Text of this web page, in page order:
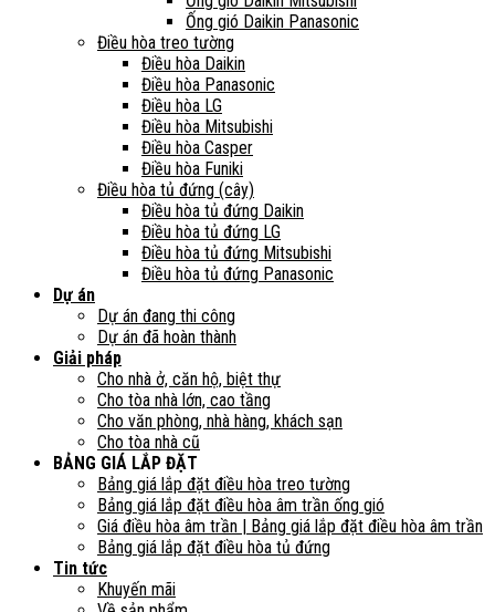
Ống gió Daikin Panasonic
Điều hòa treo tường
Điều hòa Daikin
Điều hòa Panasonic
Điều hòa LG
Điều hòa Mitsubishi
Điều hòa Casper
Điều hòa Funiki
Điều hòa tủ đứng (cây)
Điều hòa tủ đứng Daikin
Điều hòa tủ đứng LG
Điều hòa tủ đứng Mitsubishi
Điều hòa tủ đứng Panasonic
Dự án
Dự án đang thi công
Dự án đã hoàn thành
Giải pháp
Cho nhà ở, căn hộ, biệt thự
Cho tòa nhà lớn, cao tầng
Cho văn phòng, nhà hàng, khách sạn
Cho tòa nhà cũ
BẢNG GIÁ LẮP ĐẶT
Bảng giá lắp đặt điều hòa treo tường
Bảng giá lắp đặt điều hòa âm trần ống gió
Giá điều hòa âm trần | Bảng giá lắp đặt điều hòa âm trần
Bảng giá lắp đặt điều hòa tủ đứng
Tin tức
Khuyến mãi